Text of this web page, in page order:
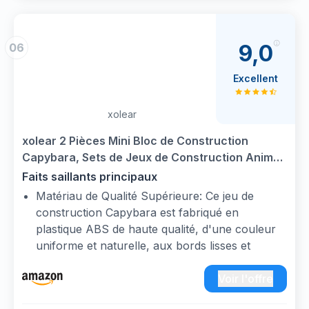
grandes et stables. Pour enfants de 3 à 9 ans
06
xolear
xolear 2 Pièces Mini Bloc de Construction
Capybara, Sets de Jeux de Construction Animal,
Elle Peut Cultiver la Patience et la
Concentration, Servir de Décoration Intérieure
et de Cadeau(B)
Faits saillants principaux
Matériau de Qualité Supérieure: Ce jeu de
construction Capybara est fabriqué en
plastique ABS de haute qualité, d'une couleur
uniforme et naturelle, aux bords lisses et
arrondis, sans bavures pour une manipulation
aisée. Les blocs Capybara s'emboîtent
parfaitement et offrent une grande stabilité,
9,0
Excellent